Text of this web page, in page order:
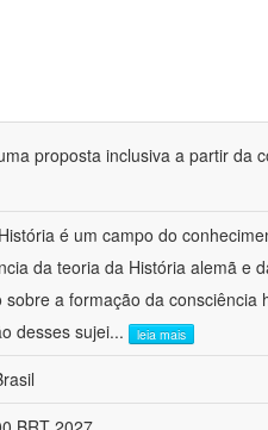
proposta inclusiva a partir da
é um campo do
da teoria da História alemã e
a formação da consciência
desses sujei... leia mais